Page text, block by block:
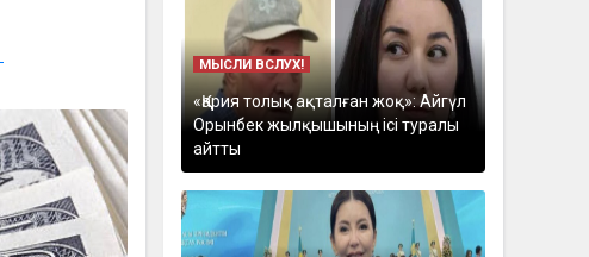
МЫСЛИ ВСЛУХ!
«Қария толық ақталған жоқ»: Айгүл
Орынбек жылқышының ісі туралы
айтты